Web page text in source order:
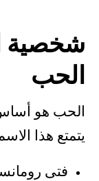
شخصية
الحب
الحب هو
يتمتع هذا
فتى